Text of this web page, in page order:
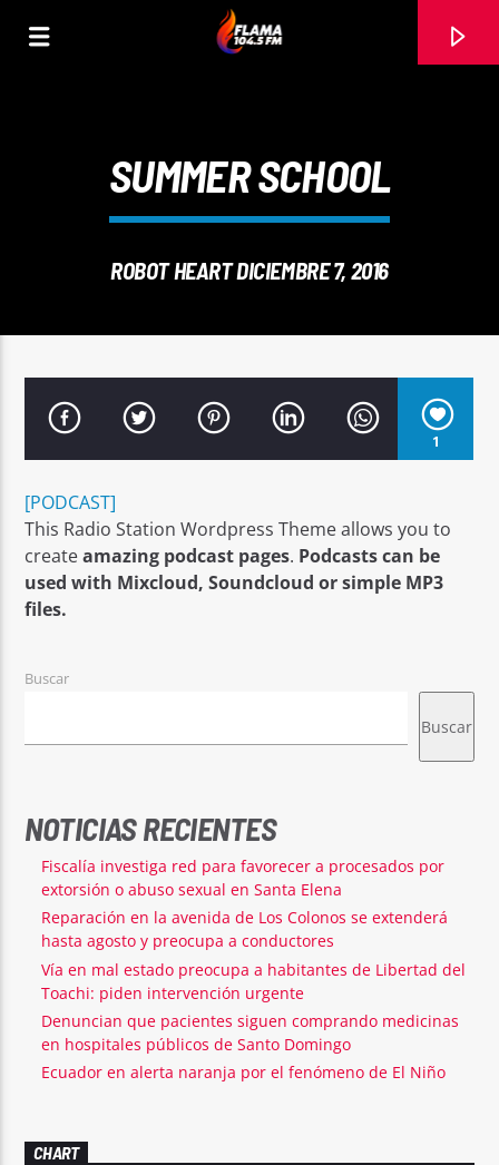
CANCIÓN ACTUAL
TÍTULO
SUMMER SCHOOL
ROBOT HEART DICIEMBRE 7, 2016
1
[PODCAST]
This Radio Station Wordpress Theme allows you to
createamazing podcast pages. Podcasts can be
used with Mixcloud, Soundcloud or simple MP3
files.
Buscar
Buscar
NOTICIAS RECIENTES
Fiscalía investiga red para favorecer a procesados por
extorsión o abuso sexual en Santa Elena
Reparación en la avenida de Los Colonos se extenderá
hasta agosto y preocupa a conductores
Vía en mal estado preocupa a habitantes de Libertad del
Toachi: piden intervención urgente
Denuncian que pacientes siguen comprando medicinas
en hospitales públicos de Santo Domingo
Ecuador en alerta naranja por el fenómeno de El Niño
CHART